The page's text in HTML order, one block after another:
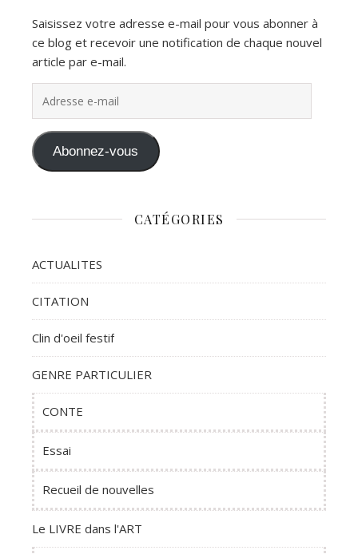
Saisissez votre adresse e-mail pour vous abonner à
ce blog et recevoir une notification de chaque nouvel
article par e-mail.
Abonnez-vous
CATÉGORIES
ACTUALITES
CITATION
Clin d'oeil festif
GENRE PARTICULIER
CONTE
Essai
Recueil de nouvelles
Le LIVRE dans l'ART